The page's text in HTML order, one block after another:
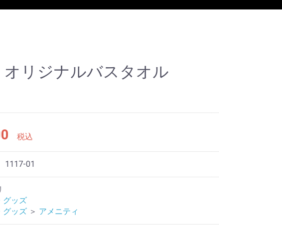
フト ディナーショー
グルメフェア
チャペルコンサート
オリジナルバスタオル
税込
1117-01
グッズ
グッズ ＞ アメニティ